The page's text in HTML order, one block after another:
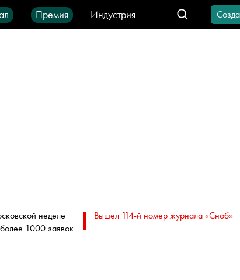
Премия
Индустрия
IT-продукты
неделе
1000 заявок
Вышел 114-й номер журнала «Сноб»